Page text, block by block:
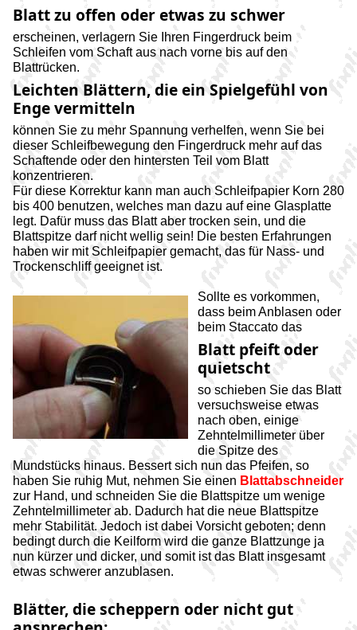
Blatt zu offen oder etwas zu schwer
erscheinen, verlagern Sie Ihren Fingerdruck beim
Schleifen vom Schaft aus nach vorne bis auf den
Blattrücken.
Leichten Blättern, die ein Spielgefühl von
Enge vermitteln
können Sie zu mehr Spannung verhelfen, wenn Sie bei
dieser Schleifbewegung den Fingerdruck mehr auf das
Schaftende oder den hintersten Teil vom Blatt
konzentrieren.
Für diese Korrektur kann man auch Schleifpapier Korn 280
bis 400 benutzen, welches man dazu auf eine Glasplatte
legt. Dafür muss das Blatt aber trocken sein, und die
Blattspitze darf nicht wellig sein! Die besten Erfahrungen
haben wir mit Schleifpapier gemacht, das für Nass- und
Trockenschliff geeignet ist.
Sollte es vorkommen,
dass beim Anblasen oder
beim Staccato das
Blatt pfeift oder
quietscht
so schieben Sie das Blatt
versuchsweise etwas
nach oben, einige
Zehntelmillimeter über
die Spitze des
Mundstücks hinaus. Bessert sich nun das Pfeifen, so
haben Sie ruhig Mut, nehmen Sie einen Blattabschneider
zur Hand, und schneiden Sie die Blattspitze um wenige
Zehntelmillimeter ab. Dadurch hat die neue Blattspitze
mehr Stabilität. Jedoch ist dabei Vorsicht geboten; denn
bedingt durch die Keilform wird die ganze Blattzunge ja
nun kürzer und dicker, und somit ist das Blatt insgesamt
etwas schwerer anzublasen.
Blätter, die scheppern oder nicht gut